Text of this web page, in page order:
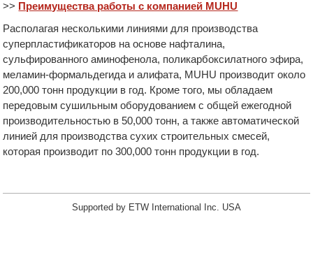
>> Преимущества работы с компанией MUHU
Располагая несколькими линиями для производства
суперпластификаторов на основе нафталина,
сульфированного аминофенола, поликарбоксилатного эфира,
меламин-формальдегида и алифата, MUHU производит около
200,000 тонн продукции в год. Кроме того, мы обладаем
передовым сушильным оборудованием с общей ежегодной
производительностью в 50,000 тонн, а также автоматической
линией для производства сухих строительных смесей,
которая производит по 300,000 тонн продукции в год.
Supported by ETW International Inc. USA